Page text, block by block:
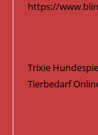
https://
Trixie
Tierbedarf